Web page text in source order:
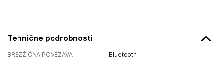
Tehnične podrobnosti
BREZŽIČNA POVEZAVA
Bluetooth